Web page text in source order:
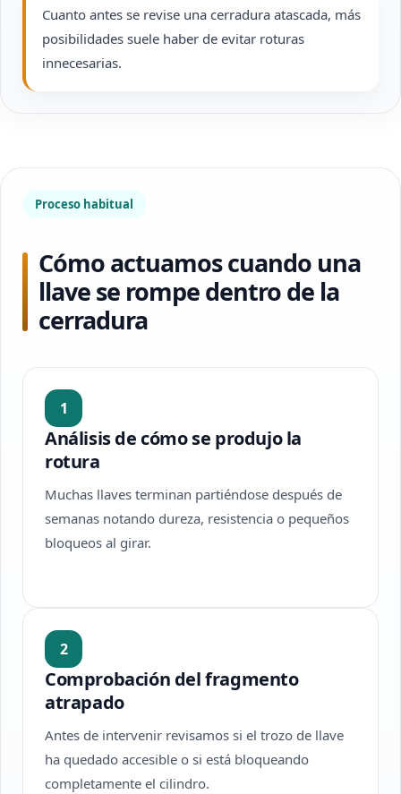
Cuanto antes se revise una cerradura atascada, más
posibilidades suele haber de evitar roturas
innecesarias.
Proceso habitual
Cómo actuamos cuando una
llave se rompe dentro de la
cerradura
1
Análisis de cómo se produjo la
rotura
Muchas llaves terminan partiéndose después de
semanas notando dureza, resistencia o pequeños
bloqueos al girar.
2
Comprobación del fragmento
atrapado
Antes de intervenir revisamos si el trozo de llave
ha quedado accesible o si está bloqueando
completamente el cilindro.